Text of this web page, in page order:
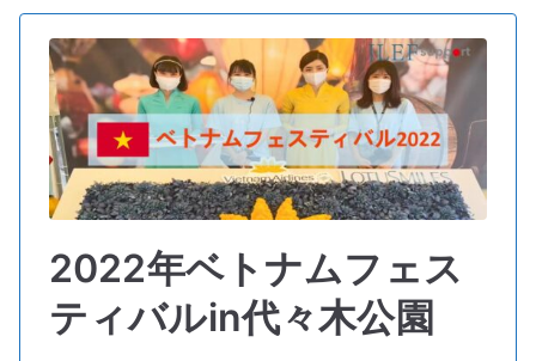
談
に
参
加
し
ま
し
た
へ
の
2022年ベトナムフェス
ティバルin代々木公園